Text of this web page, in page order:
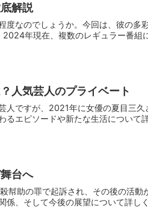
解説
なのでしょうか。今回は、彼の多
年現在、複数のレギュラー番組
人気芸人のプライベート
ですが、2021年に女優の夏目三
エピソードや新たな生活について
台へ
助の罪で起訴され、その後の活動
係、そして今後の展望について詳し